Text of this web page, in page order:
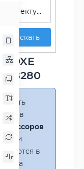
Искать
8280
в
если
в